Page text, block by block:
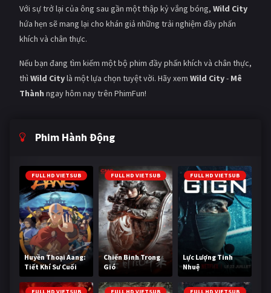
Với sự trở lại của ông sau gần một thập kỷ vắng bóng, Wild City
hứa hẹn sẽ mang lại cho khán giả những trải nghiệm đầy phấn
khích và chân thực.
Nếu bạn đang tìm kiếm một bộ phim đầy phấn khích và chân thực,
thì Wild Citylà một lựa chọn tuyệt vời. Hãy xem Wild City- Mê
Thành ngay hôm nay trên PhimFun!
Phim Hành Động
FULL HD VIETSUB
Huyền Thoại Aang:
Tiết Khí Sư Cuối
Cùng
FULL HD VIETSUB
Chiến Binh Trong
Gió
FULL HD VIETSUB
Lực Lượng Tinh
Nhuệ